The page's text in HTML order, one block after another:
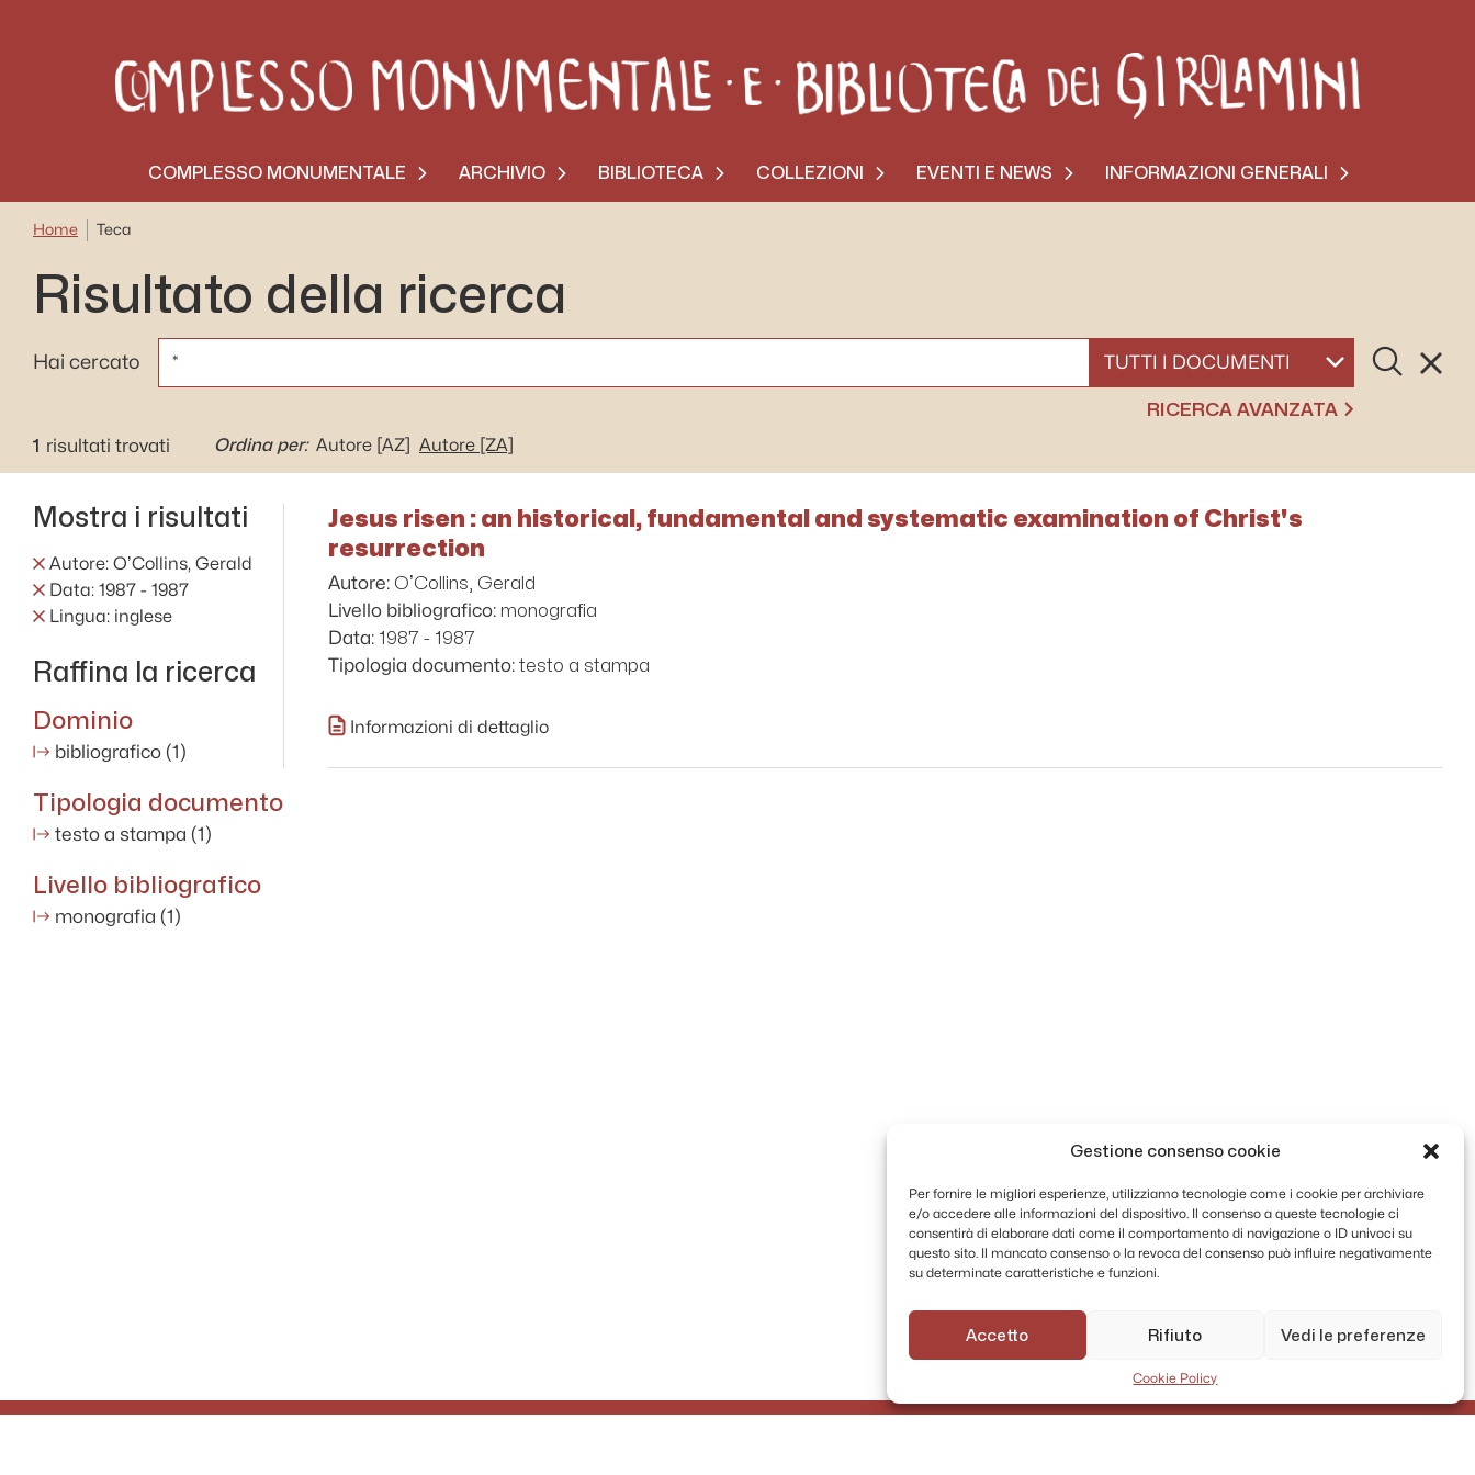
Gestione consenso cookie
Per fornire le migliori esperienze, utilizziamo tecnologie come i cookie per archiviare
e/o accedere alle informazioni del dispositivo. Il consenso a queste tecnologie ci
consentirà di elaborare dati come il comportamento di navigazione o ID univoci su
questo sito. Il mancato consenso o la revoca del consenso può influire negativamente
su determinate caratteristiche e funzioni.
Accetto Rifiuto Vedi le preferenze
Cookie Policy
COMPLESSO MONUMENTALE ARCHIVIO BIBLIOTECA COLLEZIONI EVENTI E NEWS INFORMAZIONI GENERALI
Home Teca
Risultato della ricerca
Hai cercato
SELEZIONA UN DOCUMENTO
Cerca
RICERCA AVANZATA
1 risultati trovati Ordina per: Autore [AZ] Autore [ZA]
Mostra i risultati
Autore: OʼCollins, Gerald
Data: 1987 - 1987
Lingua: inglese
Raffina la ricerca
Dominio
bibliografico (1)
Tipologia documento
testo a stampa (1)
Livello bibliografico
monografia (1)
Jesus risen : an historical, fundamental and systematic examination of Christ's
resurrection
Autore: OʼCollins, Gerald
Livello bibliografico: monografia
Data: 1987 - 1987
Tipologia documento: testo a stampa
Informazioni di dettaglio